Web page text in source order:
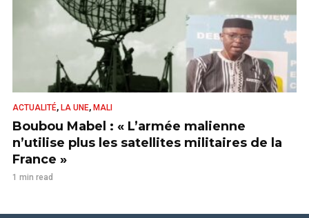
ACTUALITÉ, LA UNE, MALI
Boubou Mabel : « L’armée malienne
n’utilise plus les satellites militaires de la
France »
1 min read